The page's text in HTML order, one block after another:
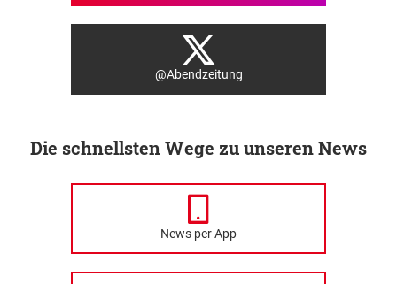
@Abendzeitung
Die schnellsten Wege zu unseren News
News per App